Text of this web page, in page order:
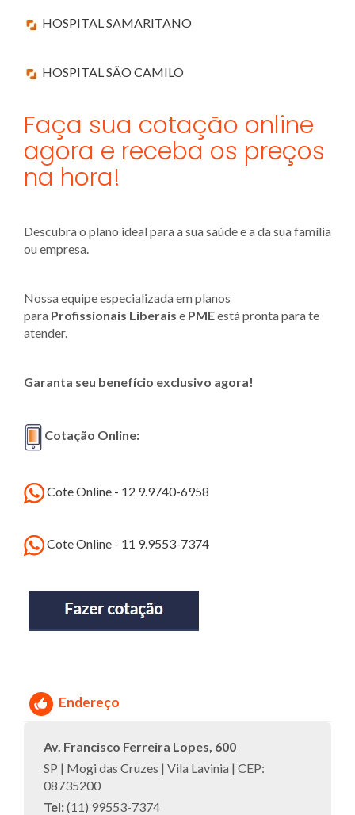
HOSPITAL SAMARITANO
HOSPITAL SÃO CAMILO
Faça sua cotação online
agora e receba os preços
na hora!
Descubra o plano ideal para a sua saúde e a da sua família
ou empresa.
Nossa equipe especializada em planos
para Profissionais Liberais e PMEestá pronta para te
atender.
Garanta seu benefício exclusivo agora!
Cotação Online:
Cote Online - 12 9.9740-6958
Cote Online - 11 9.9553-7374
Endereço
Av. Francisco Ferreira Lopes, 600
SP | Mogi das Cruzes | Vila Lavinia | CEP:
08735200
Tel:(11) 99553-7374